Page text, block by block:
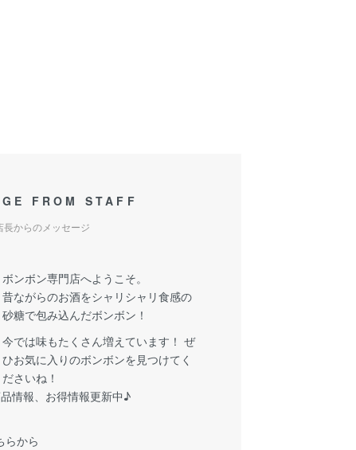
FROM STAFF
長からのメッセージ
ボンボン専門店へようこそ。
昔ながらのお酒をシャリシャリ食感の
砂糖で包み込んだボンボン！
今では味もたくさん増えています！ ぜ
ひお気に入りのボンボンを見つけてく
ださいね！
情報、お得情報更新中♪
らから